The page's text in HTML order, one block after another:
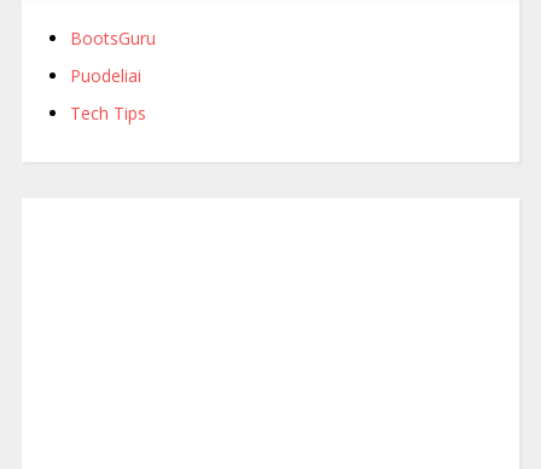
BootsGuru
Puodeliai
Tech Tips